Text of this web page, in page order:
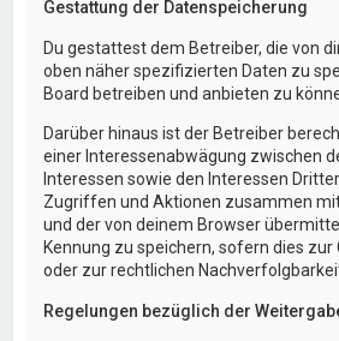
Gestattung der Datenspeicherung
Du gestattest dem Betreiber, die von
oben näher spezifizierten Daten zu
Board betreiben und anbieten zu
Darüber hinaus ist der Betreiber
einer Interessenabwägung zwischen
Interessen sowie den Interessen
Zugriffen und Aktionen zusammen
und der von deinem Browser
Kennung zu speichern, sofern dies
oder zur rechtlichen
Regelungen bezüglich der